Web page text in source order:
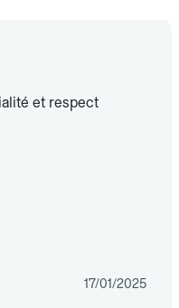
et respect
17/01/2025